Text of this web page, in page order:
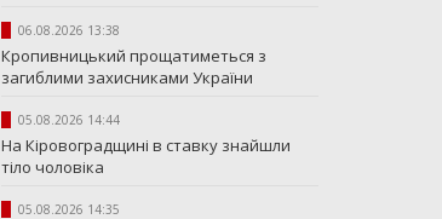
06.08.2026 13:38
Кропивницький прощатиметься з
загиблими захисниками України
05.08.2026 14:44
На Кіровоградщині в ставку знайшли
тіло чоловіка
05.08.2026 14:35